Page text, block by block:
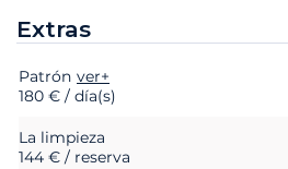
Extras
Extras Estado
Patrón ver+
180 € / día(s)
La limpieza
144 € / reserva